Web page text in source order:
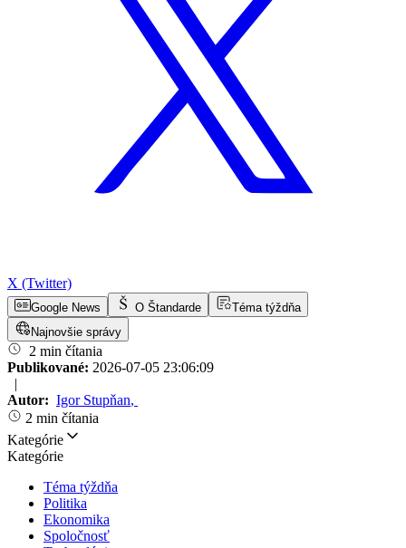
X (Twitter)
Google News O Štandarde
Téma týždňa
Najnovšie správy
2 min čítania
Publikované: 2026-07-05 23:06:09
|
Autor: Igor Stupňan,
2 min čítania
Kategórie
Kategórie
Téma týždňa
Politika
Ekonomika
Spoločnosť